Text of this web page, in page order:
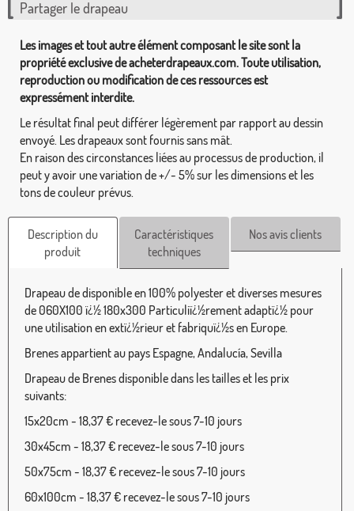
Partager le drapeau
Les images et tout autre élément composant le site sont la
propriété exclusive de acheterdrapeaux.com. Toute utilisation,
reproduction ou modification de ces ressources est
expressément interdite.
Le résultat final peut différer légèrement par rapport au dessin
envoyé. Les drapeaux sont fournis sans mât.
En raison des circonstances liées au processus de production, il
peut y avoir une variation de +/- 5% sur les dimensions et les
tons de couleur prévus.
Description du
produit
Caractéristiques
techniques
Nos avis clients
Drapeau de disponible en 100% polyester et diverses mesures
de 060X100 ï¿½ 180x300 Particuliï¿½rement adaptï¿½ pour
une utilisation en extï¿½rieur et fabriquï¿½s en Europe.
Brenes appartient au pays Espagne, Andalucía, Sevilla
Drapeau de Brenes disponible dans les tailles et les prix
suivants:
15x20cm - 18,37 € recevez-le sous 7-10 jours
30x45cm - 18,37 € recevez-le sous 7-10 jours
50x75cm - 18,37 € recevez-le sous 7-10 jours
60x100cm - 18,37 € recevez-le sous 7-10 jours